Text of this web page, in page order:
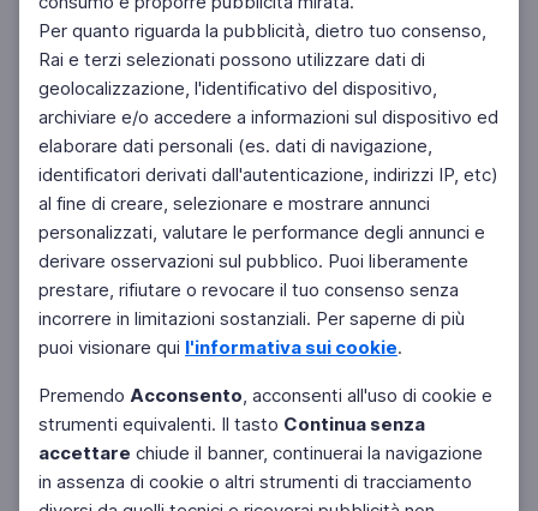
Per quanto riguarda la pubblicità, dietro tuo consenso,
Rai e terzi selezionati possono utilizzare dati di
geolocalizzazione, l'identificativo del dispositivo,
archiviare e/o accedere a informazioni sul dispositivo ed
elaborare dati personali (es. dati di navigazione,
identificatori derivati dall'autenticazione, indirizzi IP, etc)
al fine di creare, selezionare e mostrare annunci
personalizzati, valutare le performance degli annunci e
derivare osservazioni sul pubblico. Puoi liberamente
prestare, rifiutare o revocare il tuo consenso senza
incorrere in limitazioni sostanziali. Per saperne di più
puoi visionare qui l'informativa sui cookie.
Premendo Acconsento, acconsenti all'uso di cookie e
strumenti equivalenti. Il tasto Continua senza
accettare chiude il banner, continuerai la navigazione
in assenza di cookie o altri strumenti di tracciamento